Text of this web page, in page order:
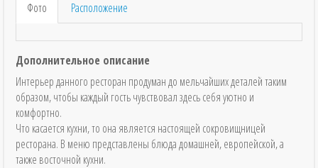
Фото Расположение
Дополнительное описание
Интерьер данного ресторан продуман до мельчайших деталей таким
образом, чтобы каждый гость чувствовал здесь себя уютно и
комфортно.
Что касается кухни, то она является настоящей сокровищницей
ресторана. В меню представлены блюда домашней, европейской, а
также восточной кухни.